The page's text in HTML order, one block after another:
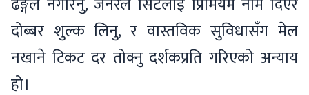
दोब्बर शुल्क लिनु, र वास्तविक सुविधासँग मेल
नखाने टिकट दर तोक्नु दर्शकप्रति गरिएको अन्याय
हो।